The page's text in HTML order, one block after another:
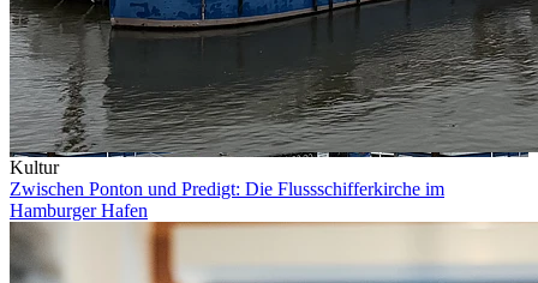
Kultur
Zwischen Ponton und Predigt: Die Flussschifferkirche im
Hamburger Hafen